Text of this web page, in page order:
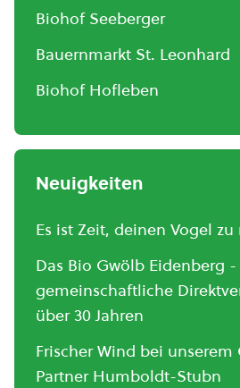
Biohof Seeberger
Bauernmarkt St. Leonhard
Biohof Hofleben
Neuigkeiten
Es ist Zeit, deinen Vogel zu
Das Bio Gwölb Eidenberg -
gemeinschaftliche
über 30 Jahren
Frischer Wind bei
Partner Humboldt-Stubn